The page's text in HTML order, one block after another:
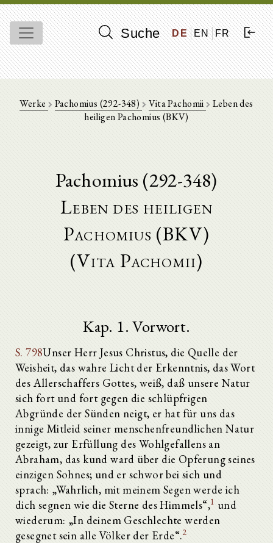
Suche DE EN FR
Werke Pachomius (292-348) Vita Pachomii Leben des
heiligen Pachomius (BKV)
Pachomius (292-348)
Leben des heiligen
Pachomius (BKV)
(Vita Pachomii)
Kap. 1. Vorwort.
S. 798Unser Herr Jesus Christus, die Quelle der
Weisheit, das wahre Licht der Erkenntnis, das Wort
des Allerschaffers Gottes, weiß, daß unsere Natur
sich fort und fort gegen die schlüpfrigen
Abgründe der Sünden neigt, er hat für uns das
innige Mitleid seiner menschenfreundlichen Natur
gezeigt, zur Erfüllung des Wohlgefallens an
Abraham, das kund ward über die Opferung seines
einzigen Sohnes; und er schwor bei sich und
sprach: „Wahrlich, mit meinem Segen werde ich
dich segnen wie die Sterne des Himmels“,1 und
wiederum: „In deinem Geschlechte werden
gesegnet sein alle Völker der Erde“.2